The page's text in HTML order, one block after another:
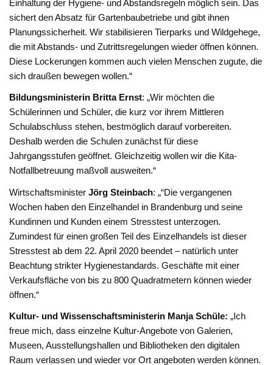
Einhaltung der Hygiene- und Abstandsregeln möglich sein. Das
sichert den Absatz für Gartenbaubetriebe und gibt ihnen
Planungssicherheit. Wir stabilisieren Tierparks und Wildgehege,
die mit Abstands- und Zutrittsregelungen wieder öffnen können.
Diese Lockerungen kommen auch vielen Menschen zugute, die
sich draußen bewegen wollen.“
Bildungsministerin Britta Ernst: „Wir möchten die
Schülerinnen und Schüler, die kurz vor ihrem Mittleren
Schulabschluss stehen, bestmöglich darauf vorbereiten.
Deshalb werden die Schulen zunächst für diese
Jahrgangsstufen geöffnet. Gleichzeitig wollen wir die Kita-
Notfallbetreuung maßvoll ausweiten.“
WirtschaftsministerJörg Steinbach: „“Die vergangenen
Wochen haben den Einzelhandel in Brandenburg und seine
Kundinnen und Kunden einem Stresstest unterzogen.
Zumindest für einen großen Teil des Einzelhandels ist dieser
Stresstest ab dem 22. April 2020 beendet – natürlich unter
Beachtung strikter Hygienestandards. Geschäfte mit einer
Verkaufsfläche von bis zu 800 Quadratmetern können wieder
öffnen.“
Kultur- und Wissenschaftsministerin Manja Schüle: „Ich
freue mich, dass einzelne Kultur-Angebote von Galerien,
Museen, Ausstellungshallen und Bibliotheken den digitalen
Raum verlassen und wieder vor Ort angeboten werden können.